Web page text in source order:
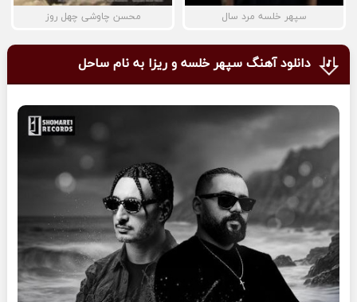
سپهر خلسه مرد سال محسن چاوشی چهل روز
دانلود آهنگ سپهر خلسه و ریزا به نام ساحل